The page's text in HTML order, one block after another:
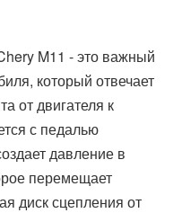
M11 - это важный
который отвечает
от двигателя к
с педалью
давление в
перемещает
диск сцепления от